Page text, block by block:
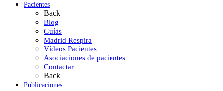
Pacientes
Back
Blog
Guías
Madrid Respira
Vídeos Pacientes
Asociaciones de pacientes
Contactar
Back
Publicaciones